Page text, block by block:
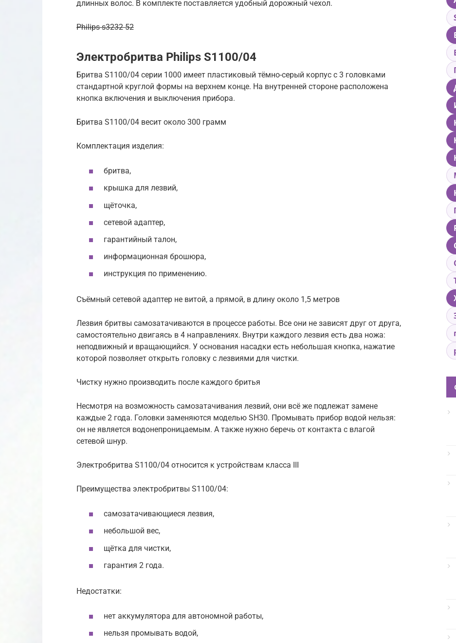
длинных волос. В комплекте поставляется удобный дорожный чехол.
Philips s3232 52
Электробритва Philips S1100/04
Бритва S1100/04 серии 1000 имеет пластиковый тёмно-серый корпус с 3 головками
стандартной круглой формы на верхнем конце. На внутренней стороне расположена
кнопка включения и выключения прибора.
Бритва S1100/04 весит около 300 грамм
Комплектация изделия:
бритва,
крышка для лезвий,
щёточка,
сетевой адаптер,
гарантийный талон,
информационная брошюра,
инструкция по применению.
Съёмный сетевой адаптер не витой, а прямой, в длину около 1,5 метров
Лезвия бритвы самозатачиваются в процессе работы. Все они не зависят друг от друга,
самостоятельно двигаясь в 4 направлениях. Внутри каждого лезвия есть два ножа:
неподвижный и вращающийся. У основания насадки есть небольшая кнопка, нажатие
которой позволяет открыть головку с лезвиями для чистки.
Чистку нужно производить после каждого бритья
Несмотря на возможность самозатачивания лезвий, они всё же подлежат замене
каждые 2 года. Головки заменяются моделью SH30. Промывать прибор водой нельзя:
он не является водонепроницаемым. А также нужно беречь от контакта с влагой
сетевой шнур.
Электробритва S1100/04 относится к устройствам класса III
Преимущества электробритвы S1100/04:
самозатачивающиеся лезвия,
небольшой вес,
щётка для чистки,
гарантия 2 года.
Недостатки:
нет аккумулятора для автономной работы,
нельзя промывать водой,